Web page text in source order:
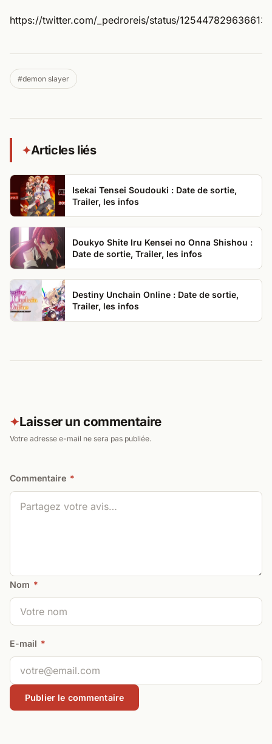
https://twitter.com/_pedroreis/status/
#demon slayer
✦Articles liés
Isekai Tensei Soudouki : Date de sortie,
Trailer, les infos
Doukyo Shite Iru Kensei no Onna Shishou :
Date de sortie, Trailer, les infos
Destiny Unchain Online : Date de sortie,
Trailer, les infos
✦Laisser un commentaire
Votre adresse e-mail ne sera pas publiée.
Commentaire *
Nom *
E-mail *